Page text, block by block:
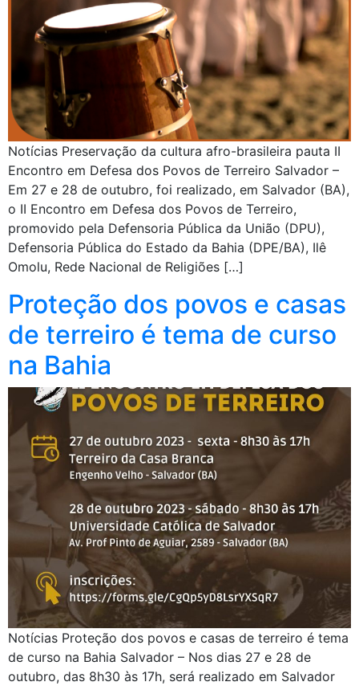
Notícias Preservação da cultura afro-brasileira pauta II
Encontro em Defesa dos Povos de Terreiro Salvador –
Em 27 e 28 de outubro, foi realizado, em Salvador (BA),
o II Encontro em Defesa dos Povos de Terreiro,
promovido pela Defensoria Pública da União (DPU),
Defensoria Pública do Estado da Bahia (DPE/BA), Ilê
Omolu, Rede Nacional de Religiões […]
Proteção dos povos e casas
de terreiro é tema de curso
na Bahia
Notícias Proteção dos povos e casas de terreiro é tema
de curso na Bahia Salvador – Nos dias 27 e 28 de
outubro, das 8h30 às 17h, será realizado em Salvador